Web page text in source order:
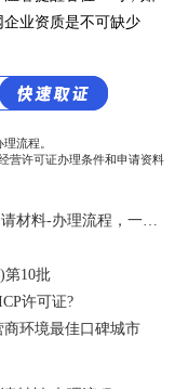
业资质是不可缺少
流程。
营许可证办理条件和申请资料
第10批
许可证?
环境最佳口碑城市